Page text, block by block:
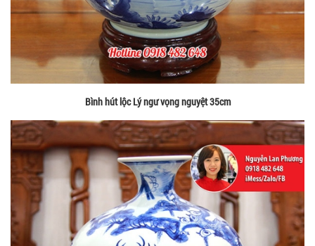
Bình hút lộc Lý ngư vọng nguyệt 35cm